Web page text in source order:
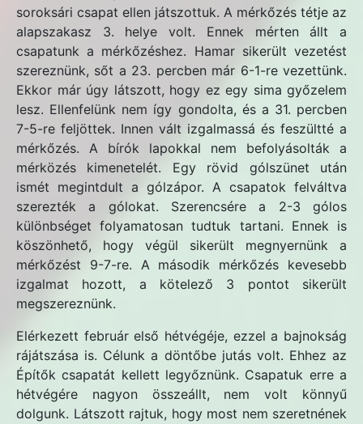
soroksári csapat ellen játszottuk. A mérkőzés tétje az
alapszakasz 3. helye volt. Ennek mérten állt a
csapatunk a mérkőzéshez. Hamar sikerült vezetést
szereznünk, sőt a 23. percben már 6-1-re vezettünk.
Ekkor már úgy látszott, hogy ez egy sima győzelem
lesz. Ellenfelünk nem így gondolta, és a 31. percben
7-5-re feljöttek. Innen vált izgalmassá és feszültté a
mérkőzés. A bírók lapokkal nem befolyásolták a
mérközés kimenetelét. Egy rövid gólszünet után
ismét megintdult a gólzápor. A csapatok felváltva
szerezték a gólokat. Szerencsére a 2-3 gólos
különbséget folyamatosan tudtuk tartani. Ennek is
köszönhető, hogy végül sikerült megnyernünk a
mérkőzést 9-7-re. A második mérkőzés kevesebb
izgalmat hozott, a kötelező 3 pontot sikerült
megszereznünk.
Elérkezett február első hétvégéje, ezzel a bajnokság
rájátszása is. Célunk a döntőbe jutás volt. Ehhez az
Építők csapatát kellett legyőznünk. Csapatuk erre a
hétvégére nagyon összeállt, nem volt könnyű
dolgunk. Látszott rajtuk, hogy most nem szeretnének